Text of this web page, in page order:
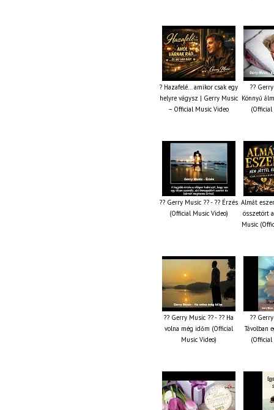
? Hazafelé… amikor csak egy
helyre vágysz | Gerry Music
– Official Music Video
??
Könnyű
(Official
?? Gerry Music ?? - ?? Érzés
(Official Music Video)
Almát
összetört
Music
?? Gerry Music ?? - ?? Ha
volna még időm (Official
Music Video)
??
Távolban
(Official